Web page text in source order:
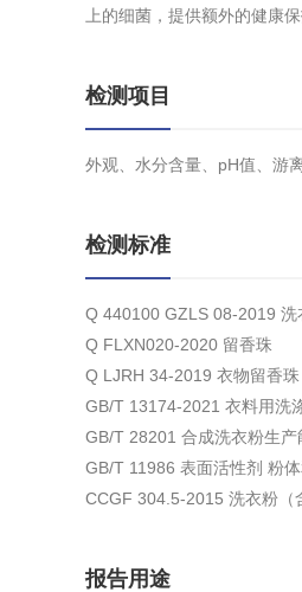
上的细菌，提供额外的健康
检测项目
外观、水分含量、pH值、游
检测标准
Q 440100 GZLS 08-2019 洗
Q FLXN020-2020 留香珠
Q LJRH 34-2019 衣物留香珠
GB/T 13174-2021 衣料用洗
GB/T 28201 合成洗衣粉生产
GB/T 11986 表面活性剂 粉
CCGF 304.5-2015 洗衣粉（
报告用途